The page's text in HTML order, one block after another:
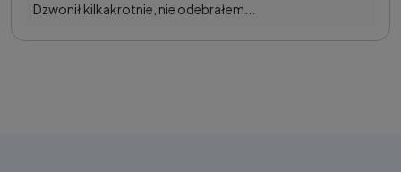
Dzwonił kilkakrotnie, nie odebrałem...